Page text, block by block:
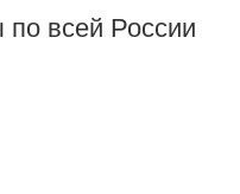
всей России